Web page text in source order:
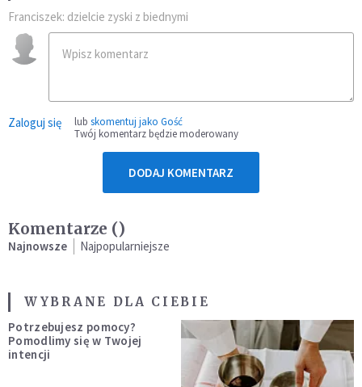
Franciszek: dzielcie zyski z biednymi
Zaloguj się lub skomentuj jako Gość
Twój komentarz będzie moderowany
DODAJ KOMENTARZ
Komentarze ()
Najnowsze Najpopularniejsze
WYBRANE DLA CIEBIE
Potrzebujesz pomocy?
Pomodlimy się w Twojej
intencji